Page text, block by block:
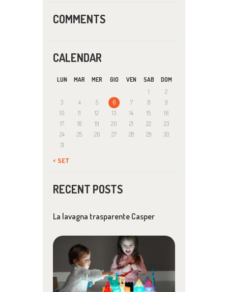
COMMENTS
CALENDAR
LUN MAR MER GIO VEN SAB
DOM
1
2
3
4 5 6 7 8
9
10
11 12 13 14 15
16
17
18 19 20 21 22
23
24
25 26 27 28 29
30
31
« SET
RECENT POSTS
La lavagna trasparente Casper